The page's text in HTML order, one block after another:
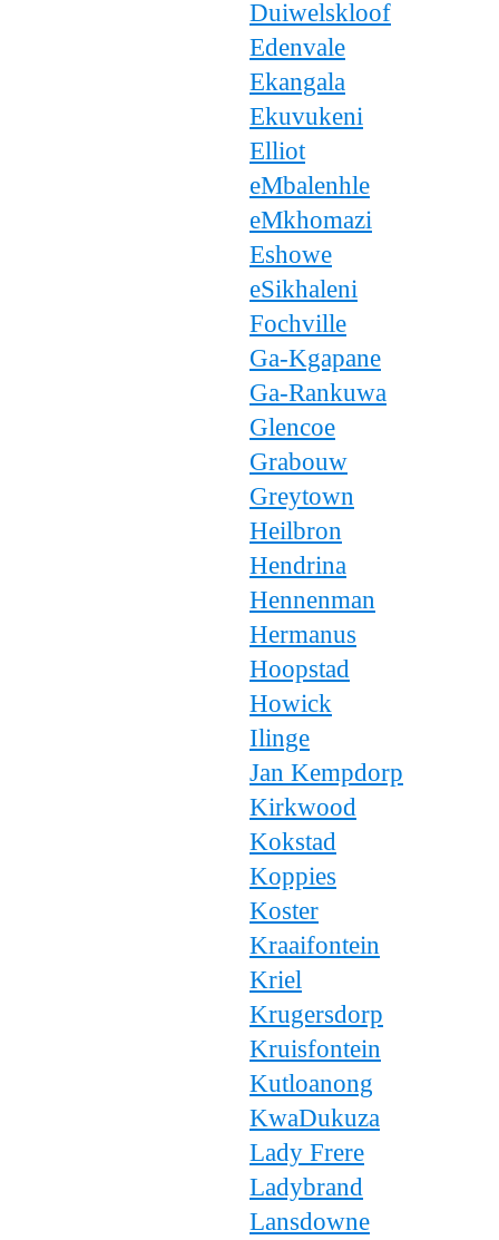
Duiwelskloof
Edenvale
Ekangala
Ekuvukeni
Elliot
eMbalenhle
eMkhomazi
Eshowe
eSikhaleni
Fochville
Ga-Kgapane
Ga-Rankuwa
Glencoe
Grabouw
Greytown
Heilbron
Hendrina
Hennenman
Hermanus
Hoopstad
Howick
Ilinge
Jan Kempdorp
Kirkwood
Kokstad
Koppies
Koster
Kraaifontein
Kriel
Krugersdorp
Kruisfontein
Kutloanong
KwaDukuza
Lady Frere
Ladybrand
Lansdowne